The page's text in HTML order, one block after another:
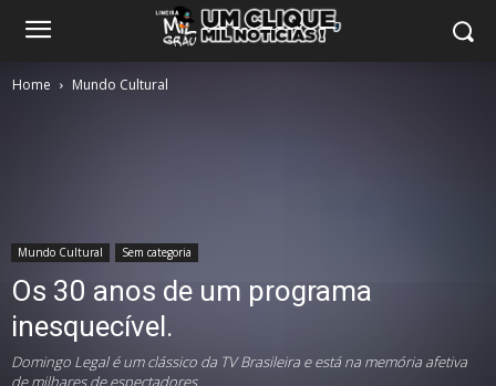
Home Mundo Cultural
Mundo Cultural Sem categoria
Os 30 anos de um programa
inesquecível.
Domingo Legal é um clássico da TV Brasileira e está na memória afetiva
de milhares de espectadores.